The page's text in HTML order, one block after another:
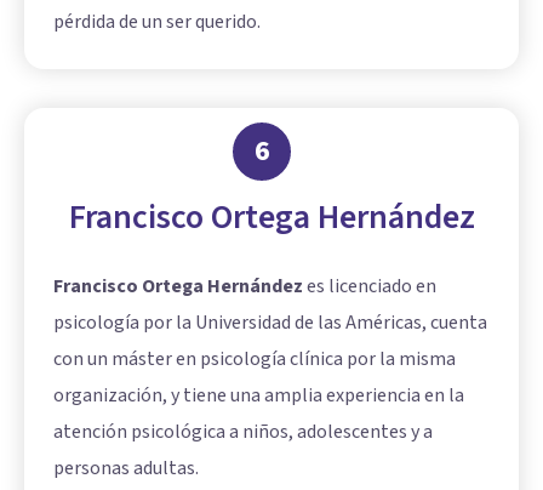
pérdida de un ser querido.
6
Francisco Ortega Hernández
Francisco Ortega Hernándezes licenciado en
psicología por la Universidad de las Américas, cuenta
con un máster en psicología clínica por la misma
organización, y tiene una amplia experiencia en la
atención psicológica a niños, adolescentes y a
personas adultas.